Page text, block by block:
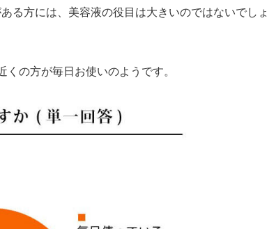
る方には、美容液の役目は大きいのではないでしょ
の方が毎日お使いのようです。